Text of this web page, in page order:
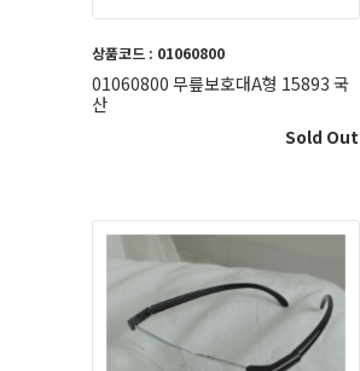
상품코드 : 01060800
01060800 무릎보호대A형 15893 국
산
Sold Out